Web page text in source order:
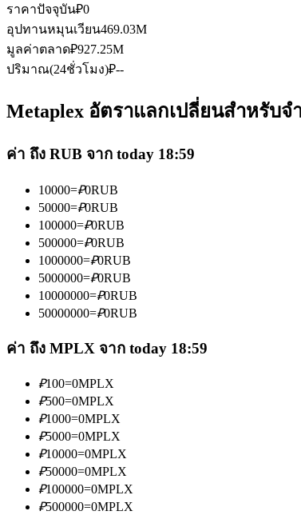
ฟิวเจอร์ส USDC
ฟิวเจอร์สที่ใช้ USDC เป็นหลักประกัน
คัดลอกการซื้อขาย
เข้าร่วมกับเทรดเดอร์ชั้นนำ
เป็นเทรดเดอร์คัดลอก
เพลิดเพลินกับการแบ่งปันผลกำไรและค่าคอมมิ
ราคาปัจจุบัน₽0
อุปทานหมุนเวียน469.03M
มูลค่าตลาด₽927.25M
ปริมาณ(24ชั่วโมง)₽--
Metaplex อัตราแลกเปลี่ยนสำหรับ
ค่า ถึง RUB จาก today 18:59
10000=₽0RUB
50000=₽0RUB
100000=₽0RUB
500000=₽0RUB
1000000=₽0RUB
5000000=₽0RUB
10000000=₽0RUB
50000000=₽0RUB
ค่า ถึง MPLX จาก today 18:59
₽100=0MPLX
₽500=0MPLX
₽1000=0MPLX
₽5000=0MPLX
₽10000=0MPLX
₽50000=0MPLX
₽100000=0MPLX
₽500000=0MPLX